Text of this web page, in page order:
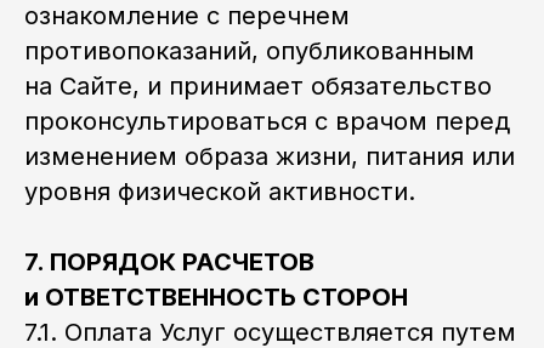
ознакомление с перечнем
противопоказаний, опубликованным
на Сайте, и принимает обязательство
проконсультироваться с врачом перед
изменением образа жизни, питания или
уровня физической активности.
7. ПОРЯДОК РАСЧЕТОВ
и ОТВЕТСТВЕННОСТЬ СТОРОН
7.1. Оплата Услуг осуществляется путем